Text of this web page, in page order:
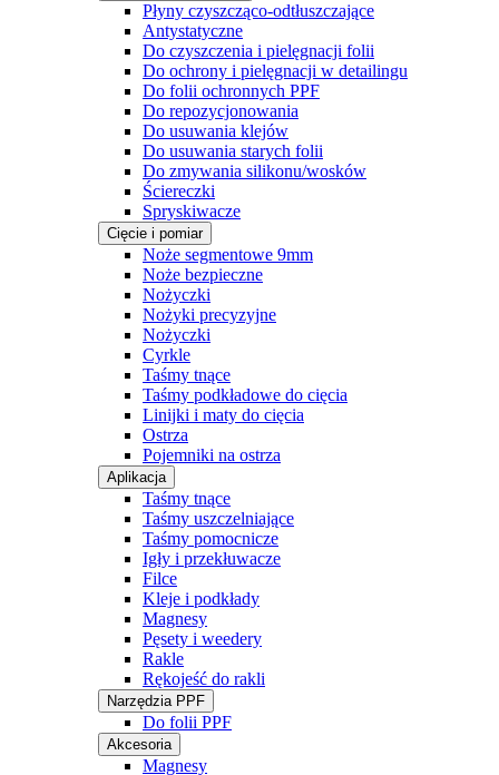
Płyny czyszcząco-odtłuszczające
Antystatyczne
Do czyszczenia i pielęgnacji folii
Do ochrony i pielęgnacji w detailingu
Do folii ochronnych PPF
Do repozycjonowania
Do usuwania klejów
Do usuwania starych folii
Do zmywania silikonu/wosków
Ściereczki
Spryskiwacze
Cięcie i pomiar
Noże segmentowe 9mm
Noże bezpieczne
Nożyczki
Nożyki precyzyjne
Nożyczki
Cyrkle
Taśmy tnące
Taśmy podkładowe do cięcia
Linijki i maty do cięcia
Ostrza
Pojemniki na ostrza
Aplikacja
Taśmy tnące
Taśmy uszczelniające
Taśmy pomocnicze
Igły i przekłuwacze
Filce
Kleje i podkłady
Magnesy
Pęsety i weedery
Rakle
Rękojeść do rakli
Narzędzia PPF
Do folii PPF
Akcesoria
Magnesy